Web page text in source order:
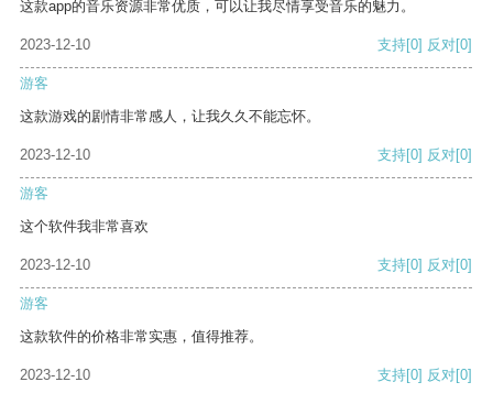
这款app的音乐资源非常优质，可以让我尽情享受音乐的魅力。
2023-12-10 支持[0] 反对[0]
游客
这款游戏的剧情非常感人，让我久久不能忘怀。
2023-12-10 支持[0] 反对[0]
游客
这个软件我非常喜欢
2023-12-10 支持[0] 反对[0]
游客
这款软件的价格非常实惠，值得推荐。
2023-12-10 支持[0] 反对[0]